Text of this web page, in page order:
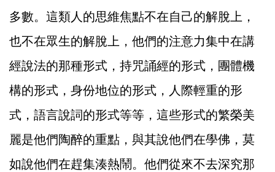
多數。這類人的思維焦點不在自己的解脫上，
也不在眾生的解脫上，他們的注意力集中在講
經說法的那種形式，持咒誦經的形式，團體機
構的形式，身份地位的形式，人際輕重的形
式，語言說詞的形式等等，這些形式的繁榮美
麗是他們陶醉的重點，與其說他們在學佛，莫
如說他們在趕集湊熱鬧。他們從來不去深究那